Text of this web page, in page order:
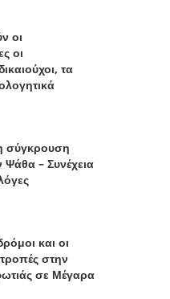
οι
οι
τα
σύγκρουση
– Συνέχεια
και οι
στην
σε Μέγαρα